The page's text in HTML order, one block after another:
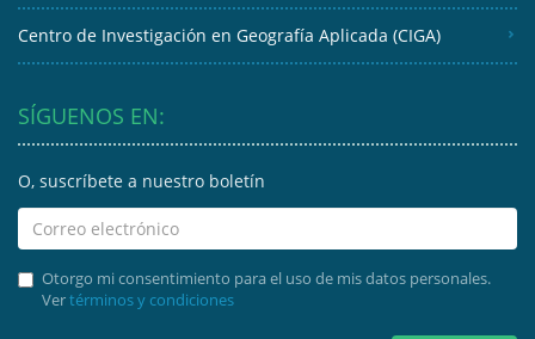
Centro de Investigación en Geografía Aplicada (CIGA)
SÍGUENOS EN:
O, suscríbete a nuestro boletín
Otorgo mi consentimiento para el uso de mis datos personales.
Vertérminos y condiciones